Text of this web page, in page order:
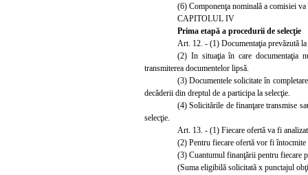
(6) Componenţa nominală a comisiei
CAPITOLUL IV
Prima etapă a procedurii de selecţie
Art. 12. - (1) Documentaţia prevăzută
(2) In situaţia în care documentaţia
transmiterea documentelor lipsă.
(3)Documentele solicitate în
decăderii din dreptul de a participa la selecţie.
(4) Solicitările de finanţare transmise
selecţie.
Art. 13. - (1) Fiecare ofertă va fi
(2) Pentru fiecare ofertă vor fi întocmite
(3) Cuantumul finanţării pentru fiecare
(Suma eligibilă solicitată x punctajul